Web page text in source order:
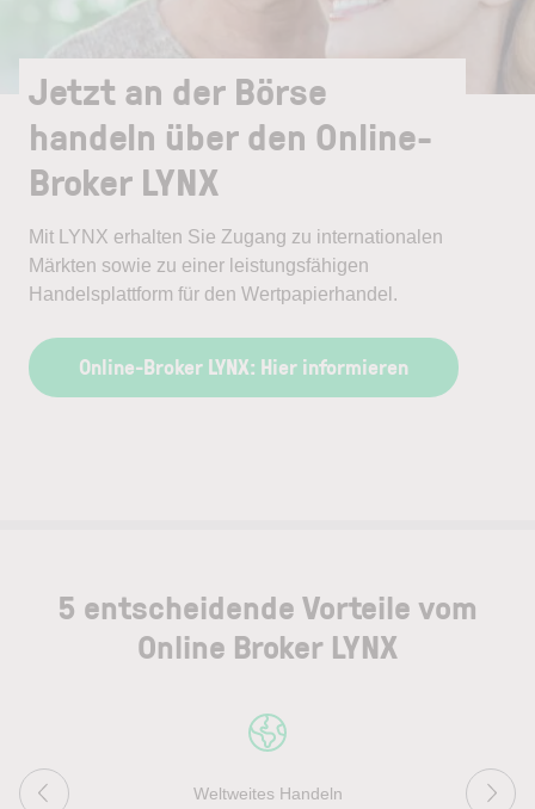
Jetzt an der Börse
handeln über den Online-
Broker LYNX
Mit LYNX erhalten Sie Zugang zu internationalen
Märkten sowie zu einer leistungsfähigen
Handelsplattform für den Wertpapierhandel.
Online-Broker LYNX: Hier informieren
5 entscheidende Vorteile vom
Online Broker LYNX
Weltweites Handeln